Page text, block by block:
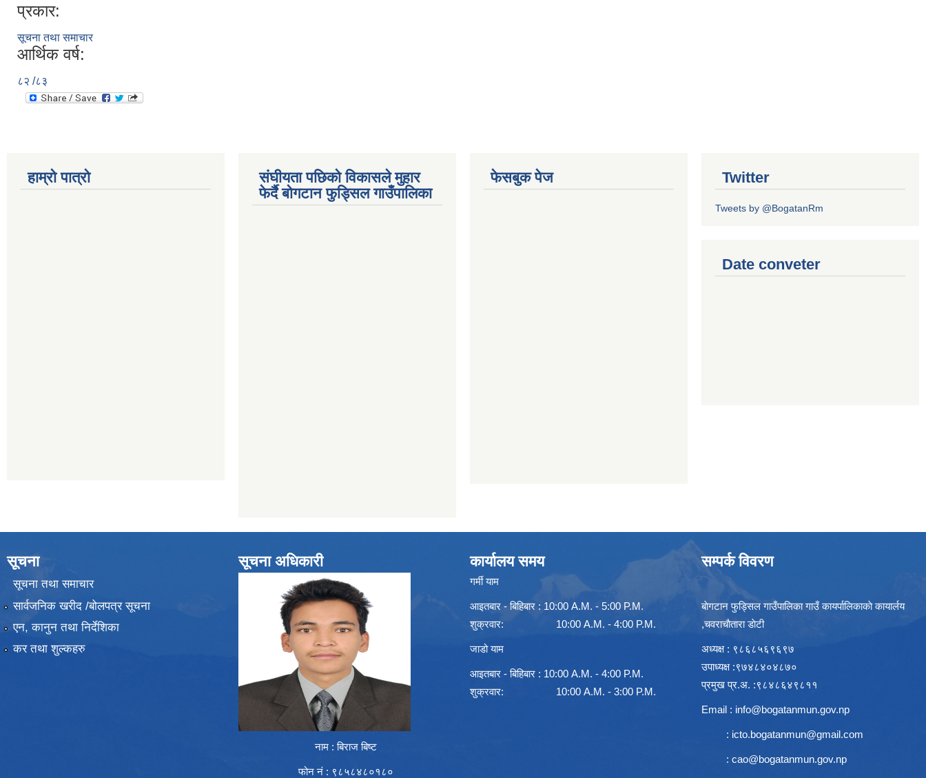
प्रकार:
सूचना तथा समाचार
आर्थिक वर्ष:
८२ /८३
हाम्रो पात्रो
संघीयता पछिको विकासले मुहार
फेर्दै बोगटान फुड्सिल गाउँपालिका
फेसबुक पेज Twitter
Tweets by @BogatanRm
Date conveter
सूचना
सूचना तथा समाचार
सार्वजनिक खरीद /बोलपत्र सूचना
एन, कानुन तथा निर्देशिका
कर तथा शुल्कहरु
सूचना अधिकारी
नाम : बिराज बिष्ट
फोन नं : ९८५८४८०१८०
कार्यालय समय
गर्मी याम
आइतबार - बिहिबार : 10:00 A.M. - 5:00 P.M.
शुक्रवार: 10:00 A.M. - 4:00 P.M.
जाडो याम
आइतबार - बिहिबार : 10:00 A.M. - 4:00 P.M.
शुक्रवार: 10:00 A.M. - 3:00 P.M.
सम्पर्क विवरण
बाेगटान फुड्सिल गाउँपालिका गाउँ कायर्पालिकाकाे कायार्लय
,चवराचाैतारा डाेटी
अध्यक्ष : ९८६८५६९६९७
उपाध्यक्ष :९७४८४०४८७०
प्रमुख प्र.अ. :९८४८६४९८११
Email : info@bogatanmun.gov.np
: icto.bogatanmun@gmail.com
: cao@bogatanmun.gov.np